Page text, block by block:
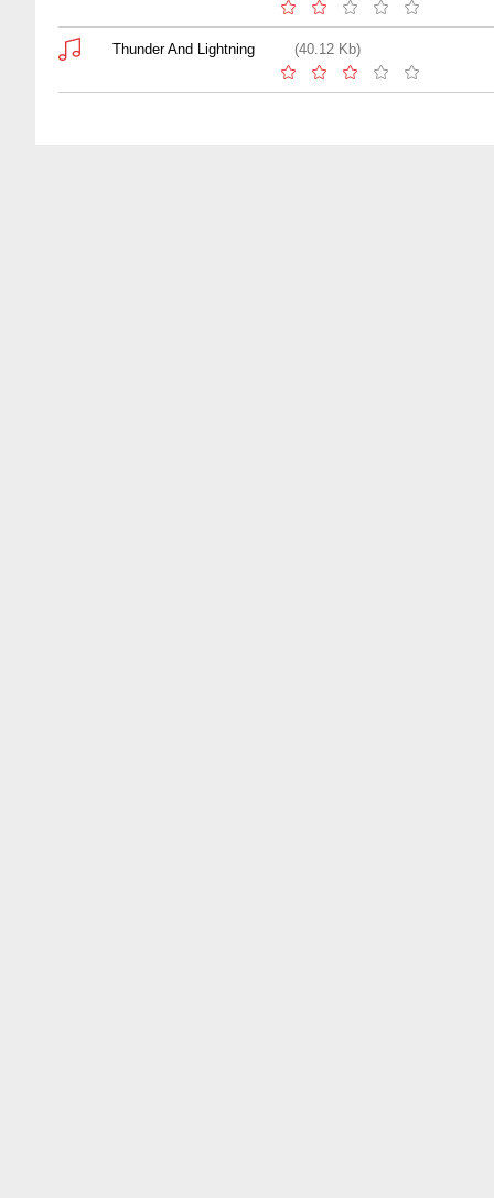
Thunder And Lightning (40.12 Kb)